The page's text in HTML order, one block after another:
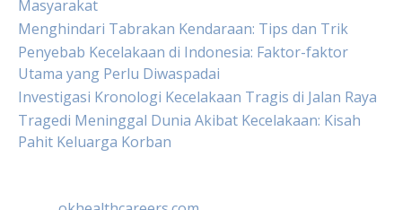
Masyarakat
Menghindari Tabrakan Kendaraan: Tips dan Trik
Penyebab Kecelakaan di Indonesia: Faktor-faktor
Utama yang Perlu Diwaspadai
Investigasi Kronologi Kecelakaan Tragis di Jalan Raya
Tragedi Meninggal Dunia Akibat Kecelakaan: Kisah
Pahit Keluarga Korban